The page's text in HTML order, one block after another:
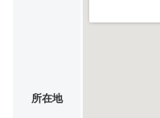
所在地